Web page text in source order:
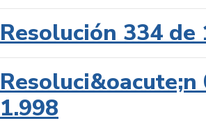
Resolución 334 de
Resoluci&oacute;n
1.998